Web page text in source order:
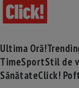
Ultima Oră!
TimeSportStil de
SănătateClick!